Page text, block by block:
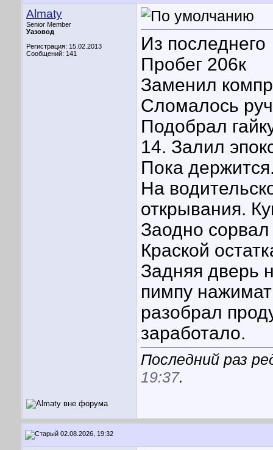
Almaty
Senior Member
Уазовод
Регистрация: 15.02.2013
Сообщений: 141
Из последнего
Пробег 206к
Заменил
Сломалось
Подобрал
14. Залил
Пока
На
открывания.
Заодно
Краской
Задняя дверь
пимпу
разобрал
заработало.
Последний раз
19:37.
02.08.2026, 19:32